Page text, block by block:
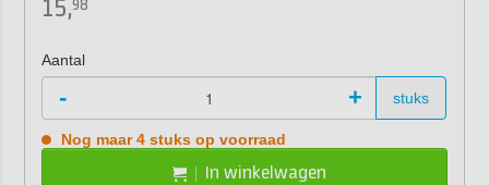
15,98
Aantal
- + stuks
Nog maar 4 stuks op voorraad
In winkelwagen